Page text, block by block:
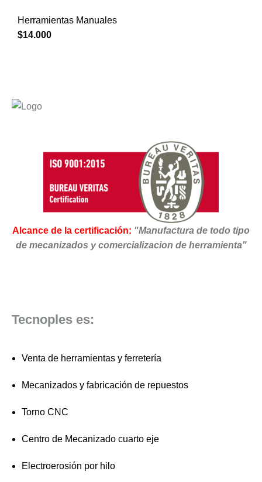
Herramientas Manuales
$14.000
Alcance de la certificación: "Manufactura de todo tipo
de mecanizados y comercializacion de herramienta"
Tecnoples es:
Venta de herramientas y ferretería
Mecanizados y fabricación de repuestos
Torno CNC
Centro de Mecanizado cuarto eje
Electroerosión por hilo